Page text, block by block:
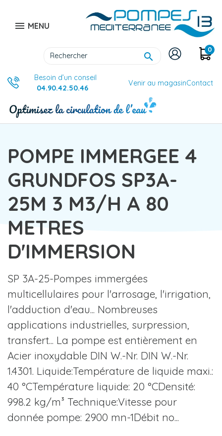
 MENU

0
Besoin d’un conseil
04.90.42.50.46
Venir au magasinContact
POMPE IMMERGEE 4
GRUNDFOS SP3A-
25M 3 M3/H A 80
METRES
D'IMMERSION
SP 3A-25-Pompes immergées
multicellulaires pour l'arrosage, l'irrigation,
l'adduction d'eau... Nombreuses
applications industrielles, surpression,
transfert... La pompe est entièrement en
Acier inoxydable DIN W.-Nr. DIN W.-Nr.
1.4301. Liquide:Température de liquide maxi.:
40 °CTempérature liquide: 20 °CDensité:
998.2 kg/m³ Technique:Vitesse pour
donnée pompe: 2900 mn-1Débit no...